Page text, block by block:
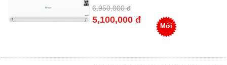
6,950,000 đ
5,100,000 đ
Mới